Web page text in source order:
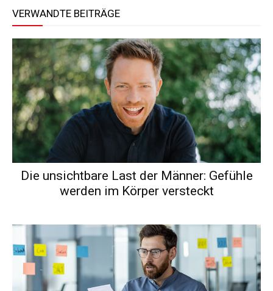
VERWANDTE BEITRÄGE
Die unsichtbare Last der Männer: Gefühle
werden im Körper versteckt